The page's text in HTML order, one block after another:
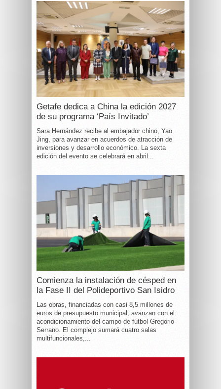
Getafe dedica a China la edición 2027
de su programa ‘País Invitado’
Sara Hernández recibe al embajador chino, Yao
Jing, para avanzar en acuerdos de atracción de
inversiones y desarrollo económico. La sexta
edición del evento se celebrará en abril...
Comienza la instalación de césped en
la Fase II del Polideportivo San Isidro
Las obras, financiadas con casi 8,5 millones de
euros de presupuesto municipal, avanzan con el
acondicionamiento del campo de fútbol Gregorio
Serrano. El complejo sumará cuatro salas
multifuncionales,...